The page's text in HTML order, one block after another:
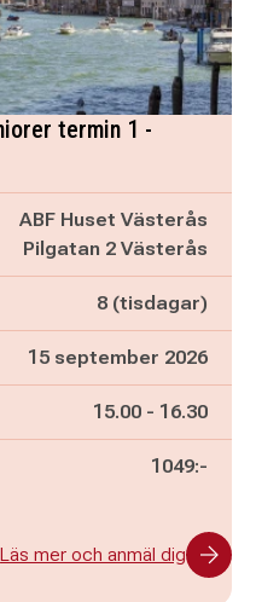
termin 1 -
ABF Huset Västerås
Pilgatan 2 Västerås
8 (tisdagar)
15 september 2026
Pågår mellan
15.00 - och
16.30
1049:-
Läs mer och anmäl dig